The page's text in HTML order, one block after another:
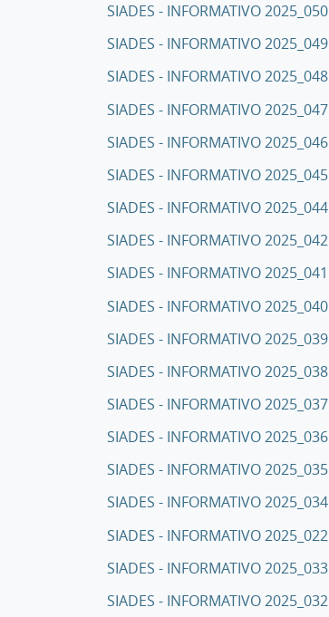
SIADES - INFORMATIVO 2025_050
SIADES - INFORMATIVO 2025_049
SIADES - INFORMATIVO 2025_048
SIADES - INFORMATIVO 2025_047
SIADES - INFORMATIVO 2025_046
SIADES - INFORMATIVO 2025_045
SIADES - INFORMATIVO 2025_044
SIADES - INFORMATIVO 2025_042
SIADES - INFORMATIVO 2025_041
SIADES - INFORMATIVO 2025_040
SIADES - INFORMATIVO 2025_039
SIADES - INFORMATIVO 2025_038
SIADES - INFORMATIVO 2025_037
SIADES - INFORMATIVO 2025_036
SIADES - INFORMATIVO 2025_035
SIADES - INFORMATIVO 2025_034
SIADES - INFORMATIVO 2025_022
SIADES - INFORMATIVO 2025_033
SIADES - INFORMATIVO 2025_032